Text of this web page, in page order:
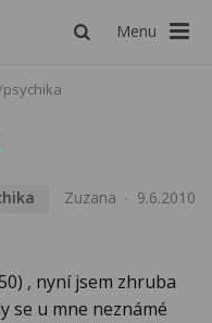
Menu
Zuzana 9.6.2010
, nyní jsem zhruba
se u mne neznámé